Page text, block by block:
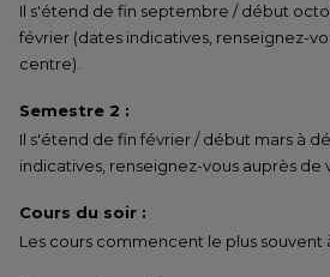
Il s'étend de fin septembre / début
février (dates indicatives, renseignez-
centre).
Semestre 2 :
Il s'étend de fin février / début mars à
indicatives, renseignez-vous auprès de
Cours du soir :
Les cours commencent le plus souvent